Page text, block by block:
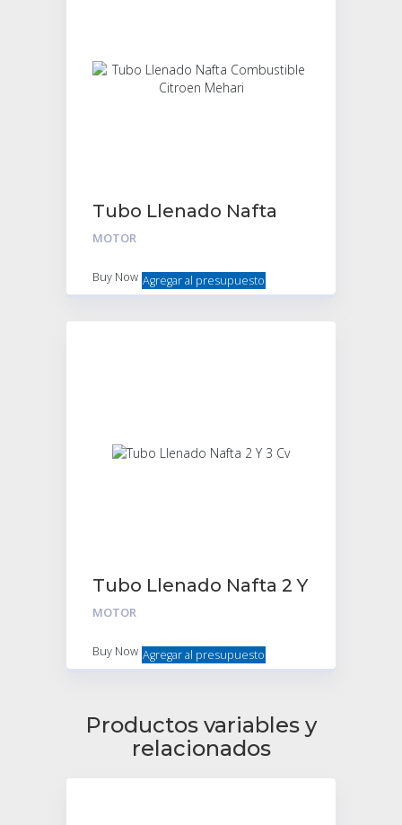
Tubo Llenado Nafta
Combustible Citroen
MOTOR
Buy Now Agregar al presupuesto
Tubo Llenado Nafta 2 Y
3 Cv
MOTOR
Buy Now Agregar al presupuesto
Productos variables y
relacionados